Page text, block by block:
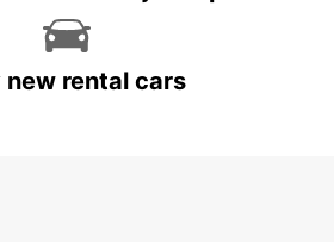
new rental cars